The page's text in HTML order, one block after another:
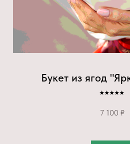
Букет из ягод
⭑⭑⭑⭑⭑
7 100 ₽